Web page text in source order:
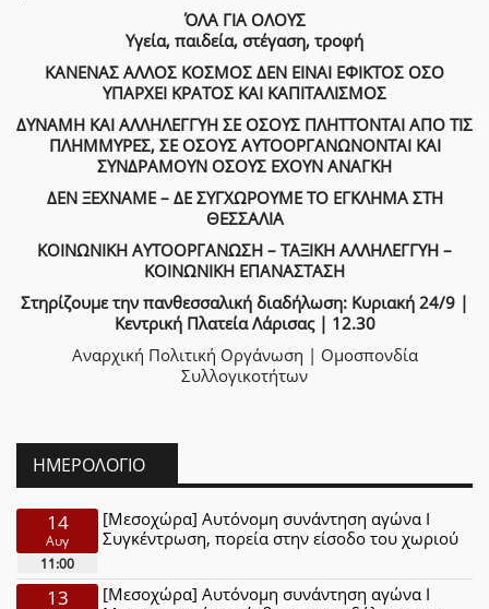
ΌΛΑ ΓΙΑ ΟΛΟΥΣ
Υγεία, παιδεία, στέγαση, τροφή
ΚΑΝΕΝΑΣ ΑΛΛΟΣ ΚΟΣΜΟΣ ΔΕΝ ΕΙΝΑΙ ΕΦΙΚΤΟΣ ΟΣΟ
ΥΠΑΡΧΕΙ ΚΡΑΤΟΣ ΚΑΙ ΚΑΠΙΤΑΛΙΣΜΟΣ
ΔΥΝΑΜΗ ΚΑΙ ΑΛΛΗΛΕΓΓΥΗ ΣΕ ΟΣΟΥΣ ΠΛΗΤΤΟΝΤΑΙ ΑΠΟ ΤΙΣ
ΠΛΗΜΜΥΡΕΣ, ΣΕ ΟΣΟΥΣ ΑΥΤΟΟΡΓΑΝΩΝΟΝΤΑΙ ΚΑΙ
ΣΥΝΔΡΑΜΟΥΝ ΟΣΟΥΣ ΕΧΟΥΝ ΑΝΑΓΚΗ
ΔΕΝ ΞΕΧΝΑΜΕ – ΔΕ ΣΥΓΧΩΡΟΥΜΕ ΤΟ ΕΓΚΛΗΜΑ ΣΤΗ
ΘΕΣΣΑΛΙΑ
ΚΟΙΝΩΝΙΚΗ ΑΥΤΟΟΡΓΑΝΩΣΗ – ΤΑΞΙΚΗ ΑΛΛΗΛΕΓΓΥΗ –
ΚΟΙΝΩΝΙΚΗ ΕΠΑΝΑΣΤΑΣΗ
Στηρίζουμε την πανθεσσαλική διαδήλωση: Κυριακή 24/9 |
Κεντρική Πλατεία Λάρισας | 12.30
Αναρχική Πολιτική Οργάνωση | Ομοσπονδία
Συλλογικοτήτων
ΗΜΕΡΟΛΌΓΙΟ
14
Αυγ
11:00
[Μεσοχώρα] Αυτόνομη συνάντηση αγώνα Ι
Συγκέντρωση, πορεία στην είσοδο του χωριού
13
[Μεσοχώρα] Αυτόνομη συνάντηση αγώνα Ι